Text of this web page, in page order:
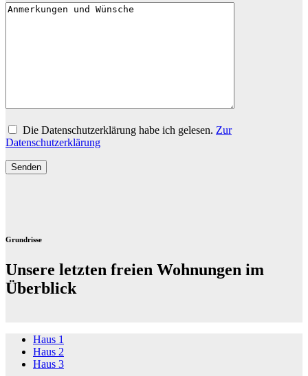
Please leave this field empty.
Die Datenschutzerklärung habe ich gelesen. Zur
Datenschutzerklärung
Grundrisse
Unsere letzten freien Wohnungen im
Überblick
Haus 1
Haus 2
Haus 3